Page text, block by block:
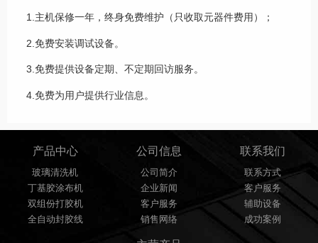
1.主机保修一年，终身免费维护（只收取元器件费用）；
2.免费安装调试设备。
3.免费提供设备定期、不定期回访服务。
4.免费为用户提供行业信息。
产品中心
玻璃清洗机
丁基胶涂布机
双组份打胶机
全自动封胶线
公司信息
公司简介
企业新闻
客户服务
销售网络
联系我们
联系方式
客户服务
辅助设备
成功案例